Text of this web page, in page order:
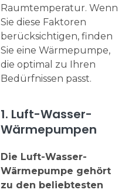
Raumtemperatur. Wenn
Sie diese Faktoren
berücksichtigen, finden
Sie eine Wärmepumpe,
die optimal zu Ihren
Bedürfnissen passt.
1. Luft-Wasser-
Wärmepumpen
Die Luft-Wasser-
Wärmepumpe gehört
zu den beliebtesten